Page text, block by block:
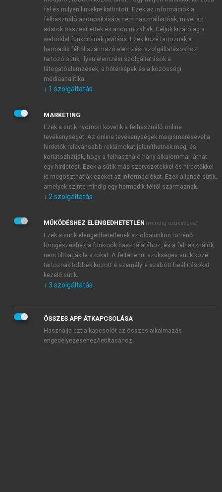
ÚJ FIÓK LÉTREHOZÁSA
1 óra díjmentes hozzáférés
E-MAIL-CÍM
JELSZÓ
JELSZÓ ÚJRA
Kérek értesítést a MeRSZ újdonságairól, akcióiról.
Kérek értesítést az Akadémiai Kiadó Zrt. újdonságairól,
Adatkezelési tájékoztatóbanfoglaltakat tudomásul
veszem és elfogadom.
Általános vásárlási feltételeket, valamint a szotar.netés a
mersz.huoldalak licencszerződéseiben foglaltakat
tudomásul veszem és elfogadom.
KIPRÓBÁLOM
fel és milyen linkekre kattintott. Ezek az információk a
felhasználó azonosítására nem használhatóak, mivel az
adatok összesítettek és anonimizáltak. Céljuk kizárólag a
weboldal funkcióinak javítása. Ezek közé tartoznak a
harmadik féltől származó elemzési szolgáltatásokhoz
tartozó sütik; ilyen elemzési szolgáltatások a
látogatóelemzések, a hőtérképek és a közösségi
médiaanalitika.
↓ 1 szolgáltatás
MARKETING
Ezek a sütik nyomon követik a felhasználó online
tevékenységét. Az online tevékenységek megismerésével a
hirdetők relevánsabb reklámokat jeleníthetnek meg, és
korlátozhatják, hogy a felhasználó hány alkalommal láthat
egy hirdetést. Ezek a sütik más szervezetekkel és hirdetőkkel
is megoszthatják ezeket az információkat. Ezek állandó sütik,
amelyek szinte mindig egy harmadik féltől származnak.
↓ 2 szolgáltatás
MŰKÖDÉSHEZ ELENGEDHETETLEN (mindig szükséges)
Ezek a sütik elengedhetetlenek az oldalunkon történő
böngészéshez,a funkciók használatához, és a felhasználók
nem tilthatják le azokat. A feltétlenül szükséges sütik közé
tartoznak többek között a személyre szabott beállításokat
kezelő sütik.
↓ 3 szolgáltatás
ÖSSZES APP ÁTKAPCSOLÁSA
Használja ezt a kapcsolót az összes alkalmazás
engedélyezéséhez/letiltásához.